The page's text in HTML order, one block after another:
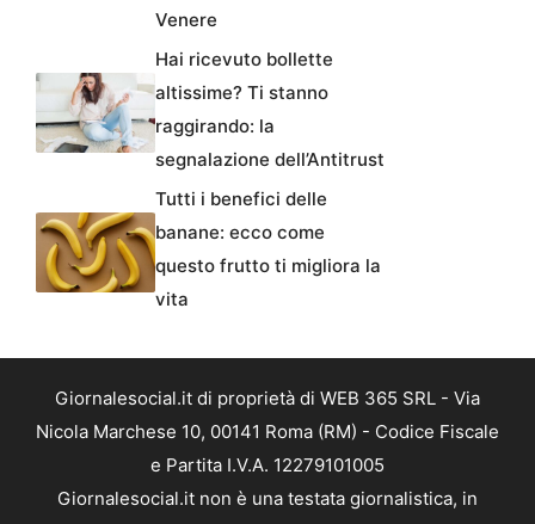
Venere
Hai ricevuto bollette
altissime? Ti stanno
raggirando: la
segnalazione dell’Antitrust
Tutti i benefici delle
banane: ecco come
questo frutto ti migliora la
vita
Giornalesocial.it di proprietà di WEB 365 SRL - Via
Nicola Marchese 10, 00141 Roma (RM) - Codice Fiscale
e Partita I.V.A. 12279101005
Giornalesocial.it non è una testata giornalistica, in